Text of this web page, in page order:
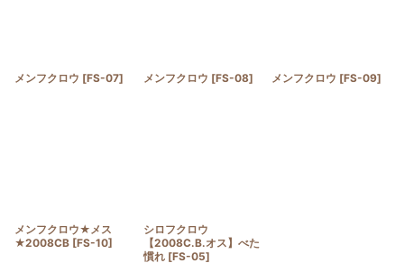
メンフクロウ [FS-07] メンフクロウ [FS-08] メンフクロウ [FS-09]
メンフクロウ★メス
★2008CB [FS-10]
シロフクロウ
【2008C.B.オス】べた
慣れ [FS-05]